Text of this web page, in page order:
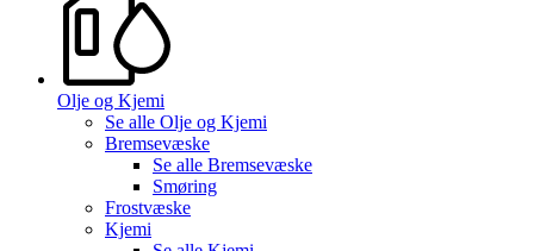
Olje og Kjemi
Se alle Olje og Kjemi
Bremsevæske
Se alle Bremsevæske
Smøring
Frostvæske
Kjemi